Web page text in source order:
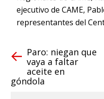
ejecutivo de CAME,
representantes del
Paro: niegan que
vaya a faltar
aceite en
góndola